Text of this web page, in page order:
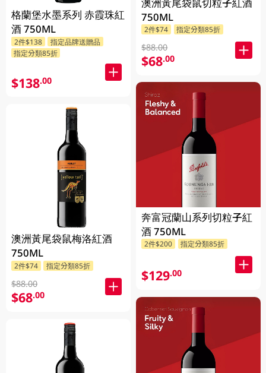
格蘭堡水墨系列 赤霞珠紅
酒 750ML
2件$138
指定品牌送贈品
指定分類85折
$138.00
澳洲黃尾袋鼠梅洛紅酒
750ML
2件$74 指定分類85折
$88.00
$68.00
澳洲黃尾袋鼠切粒子紅酒
750ML
2件$74 指定分類85折
$88.00
$68.00
奔富冠蘭山系列切粒子紅
酒 750ML
2件$200 指定分類85折
$129.00